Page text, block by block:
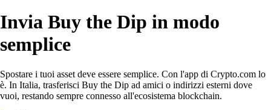
Invia Buy the Dip in modo
semplice
Spostare i tuoi asset deve essere semplice. Con l'app di Crypto.com lo
è. In Italia, trasferisci Buy the Dip ad amici o indirizzi esterni dove
vuoi, restando sempre connesso all'ecosistema blockchain.